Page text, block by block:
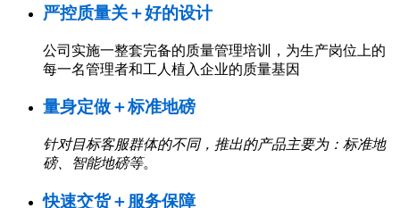
严控质量关＋好的设计
公司实施一整套完备的质量管理培训，为生产岗位上的
每一名管理者和工人植入企业的质量基因
量身定做＋标准地磅
针对目标客服群体的不同，推出的产品主要为：标准地
磅、智能地磅等。
快速交货＋服务保障